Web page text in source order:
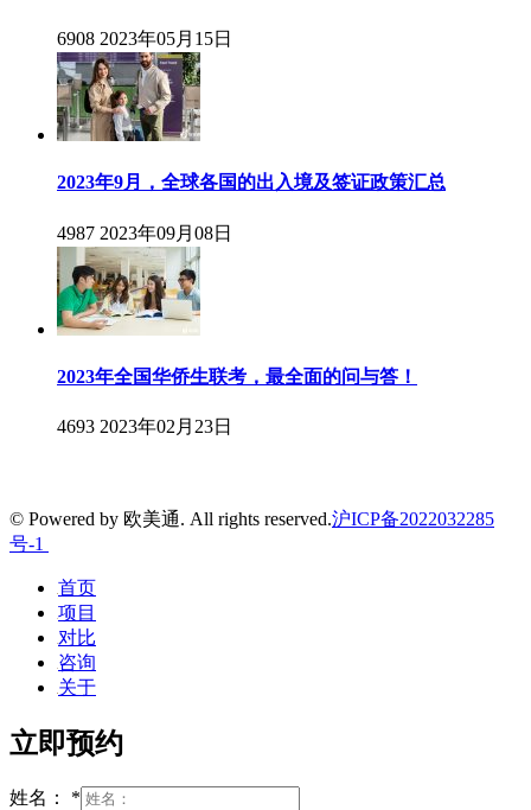
6908 2023年05月15日
2023年9月，全球各国的出入境及签证政策汇总
4987 2023年09月08日
2023年全国华侨生联考，最全面的问与答！
4693 2023年02月23日
© Powered by 欧美通. All rights reserved.沪ICP备2022032285
号-1
首页
项目
对比
咨询
关于
立即预约
姓名： *